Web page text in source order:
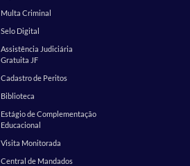
Multa Criminal
Selo Digital
Assistência Judiciária
Gratuita JF
Cadastro de Peritos
Biblioteca
Estágio de Complementação
Educacional
Visita Monitorada
Central de Mandados